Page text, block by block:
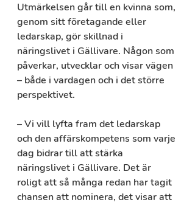
Utmärkelsen går till en kvinna som,
genom sitt företagande eller
ledarskap, gör skillnad i
näringslivet i Gällivare. Någon som
påverkar, utvecklar och visar vägen
– både i vardagen och i det större
perspektivet.
– Vi vill lyfta fram det ledarskap
och den affärskompetens som varje
dag bidrar till att stärka
näringslivet i Gällivare. Det är
roligt att så många redan har tagit
chansen att nominera, det visar att